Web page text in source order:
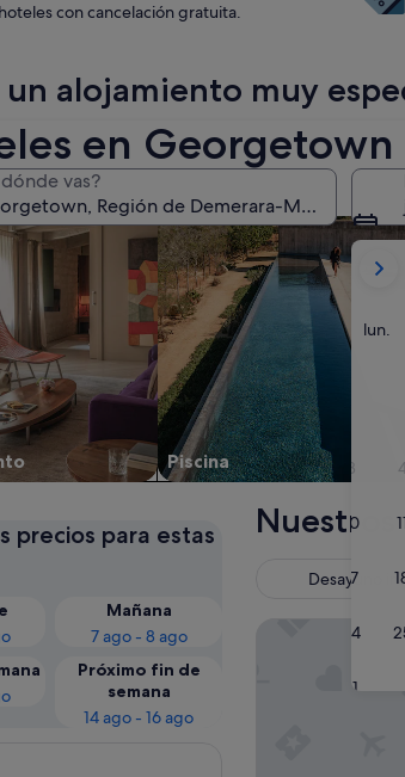
en Georgetown
vas?
Tus
meses
son
August
de
lun.
3 4
10
17
24
31
con cancelación gratuita.
un alojamiento muy
Piscina
Buscar alojamientos con
precios para estas
Mañana
7 ago - 8 ago
Próximo fin de
semana
14 ago - 16 ago
Nuestros
Desayuno
Royal